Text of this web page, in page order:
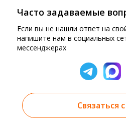
Часто задаваемые
Если вы не нашли ответ на
напишите нам в социальных
мессенджерах
Связаться